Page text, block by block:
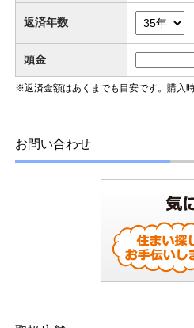
返済年数
頭金
※返済金額はあくまでも目安です。購入
お問い合わせ